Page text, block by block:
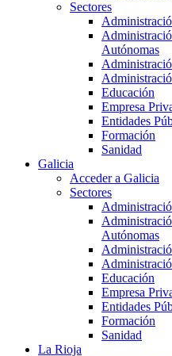
Sectores
Autónomas
Educación
Empresa
Entidades
Formación
Sanidad
Galicia
Acceder a Galicia
Sectores
Autónomas
Educación
Empresa
Entidades
Formación
Sanidad
La Rioja